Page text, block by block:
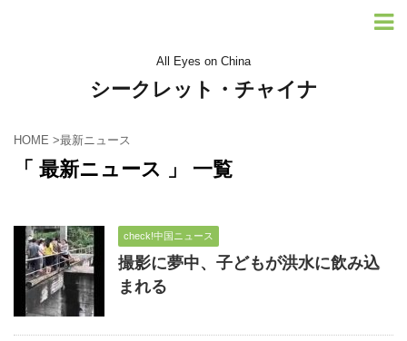
All Eyes on China
シークレット・チャイナ
HOME >最新ニュース
「 最新ニュース 」 一覧
check!中国ニュース
撮影に夢中、子どもが洪水に飲み込
まれる